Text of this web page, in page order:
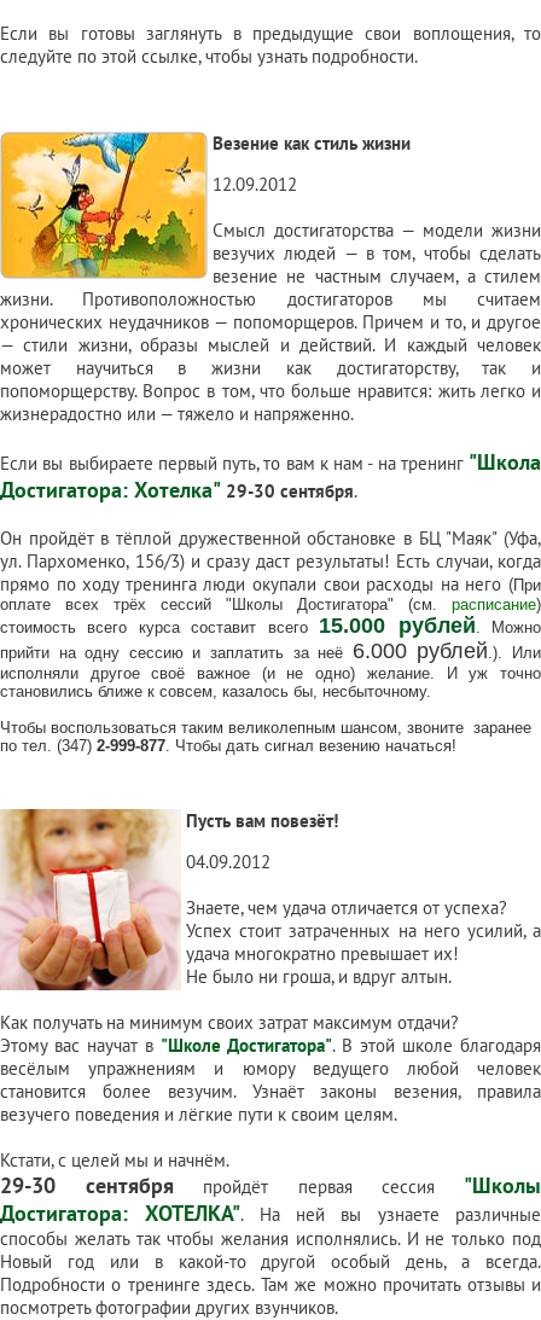
Если вы готовы заглянуть в предыдущие свои воплощения, то
следуйте по этой ссылке, чтобы узнать подробности.
Везение как стиль жизни
12.09.2012
Смысл достигаторства — модели жизни
везучих людей — в том, чтобы сделать
везение не частным случаем, а стилем
жизни. Противоположностью достигаторов мы считаем
хронических неудачников — попоморщеров. Причем и то, и другое
— стили жизни, образы мыслей и действий. И каждый человек
может научиться в жизни как достигаторству, так и
попоморщерству. Вопрос в том, что больше нравится: жить легко и
жизнерадостно или — тяжело и напряженно.
Если вы выбираете первый путь, то вам к нам - на тренинг "Школа
Достигатора: Хотелка" 29-30 сентября.
Он пройдёт в тёплой дружественной обстановке в БЦ "Маяк" (Уфа,
ул. Пархоменко, 156/3) и сразу даст результаты! Есть случаи, когда
прямо по ходу тренинга люди окупали свои расходы на него (При
оплате всех трёх сессий "Школы Достигатора" (см. расписание)
стоимость всего курса составит всего
15.000 рублей.
Можно
прийти на одну сессию и заплатить за неё 6.000 рублей.). Или
исполняли другое своё важное (и не одно) желание. И уж точно
становились ближе к совсем, казалось бы, несбыточному.
Чтобы воспользоваться таким великолепным шансом, звоните заранее
по тел. (347) 2-999-877. Чтобы дать сигнал везению начаться!
Пусть вам повезёт!
04.09.2012
Знаете, чем удача отличается от успеха?
Успех стоит затраченных на него усилий, а
удача многократно превышает их!
Не было ни гроша, и вдруг алтын.
Как получать на минимум своих затрат максимум отдачи?
Этому вас научат в "Школе Достигатора". В этой школе благодаря
весёлым упражнениям и юмору ведущего любой человек
становится более везучим. Узнаёт законы везения, правила
везучего поведения и лёгкие пути к своим целям.
Кстати, с целей мы и начнём.
29-30 сентября пройдёт первая сессия "Школы
Достигатора: ХОТЕЛКА". На ней вы узнаете различные
способы желать так чтобы желания исполнялись. И не только под
Новый год или в какой-то другой особый день, а всегда.
Подробности о тренингездесь. Там же можно прочитать отзывы и
посмотреть фотографии других взунчиков.